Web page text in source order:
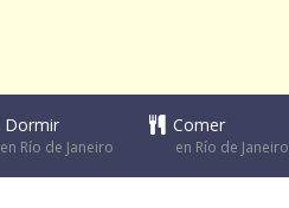
Dormir
en Río de Janeiro
Comer
en Río de Janeiro